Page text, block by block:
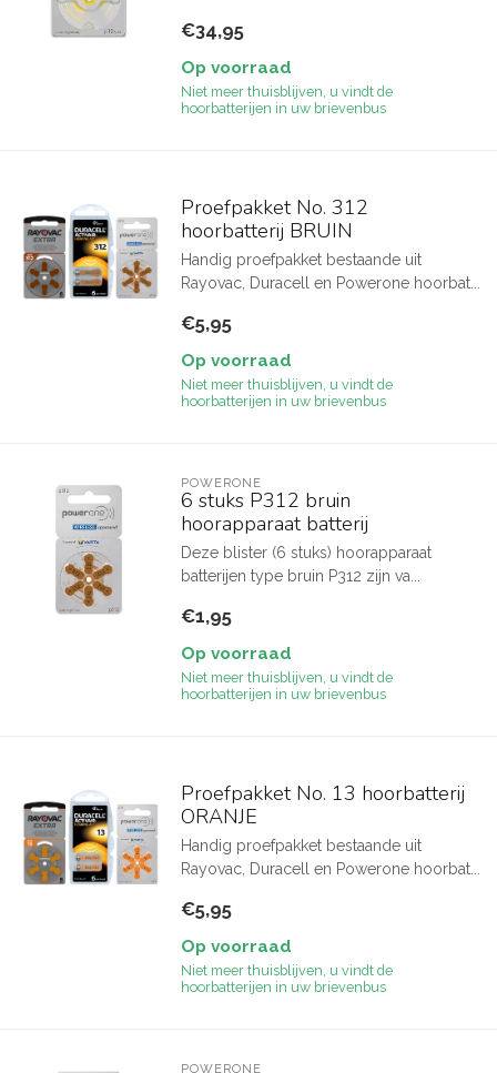
€34,95
Op voorraad
Niet meer thuisblijven, u vindt de
hoorbatterijen in uw brievenbus
Proefpakket No. 312
hoorbatterij BRUIN
Handig proefpakket bestaande uit
Rayovac, Duracell en Powerone hoorbat...
€5,95
Op voorraad
Niet meer thuisblijven, u vindt de
hoorbatterijen in uw brievenbus
POWERONE
6 stuks P312 bruin
hoorapparaat batterij
Deze blister (6 stuks) hoorapparaat
batterijen type bruin P312 zijn va...
€1,95
Op voorraad
Niet meer thuisblijven, u vindt de
hoorbatterijen in uw brievenbus
Proefpakket No. 13 hoorbatterij
ORANJE
Handig proefpakket bestaande uit
Rayovac, Duracell en Powerone hoorbat...
€5,95
Op voorraad
Niet meer thuisblijven, u vindt de
hoorbatterijen in uw brievenbus
POWERONE